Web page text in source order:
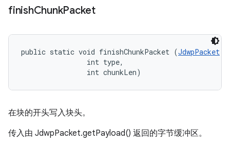
finishChunkPacket
public static void finishChunkPacket (JdwpPacket
                int type,
                int chunkLen)
在块的开头写入块头。
传入由 JdwpPacket.getPayload() 返回的字节缓冲区。